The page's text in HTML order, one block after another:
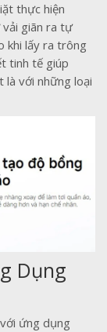
thực hiện
vải giãn ra tự
khi lấy ra trông
tinh tế giúp
là với những loại
Dụng
ứng dụng